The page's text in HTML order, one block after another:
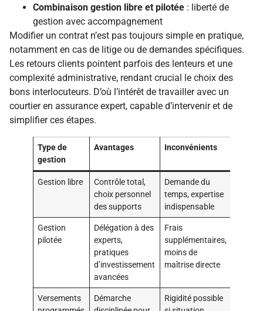
Combinaison gestion libre et pilotée : liberté de
gestion avec accompagnement
Modifier un contrat n’est pas toujours simple en pratique,
notamment en cas de litige ou de demandes spécifiques.
Les retours clients pointent parfois des lenteurs et une
complexité administrative, rendant crucial le choix des
bons interlocuteurs. D’où l’intérêt de travailler avec un
courtier en assurance expert, capable d’intervenir et de
simplifier ces étapes.
Type de
gestion
Avantages Inconvénients
Gestion libre
Contrôle total,
choix personnel
des supports
Demande du
temps, expertise
indispensable
Gestion
pilotée
Délégation à des
experts,
pratiques
d’investissement
avancées
Frais
supplémentaires,
moins de
maîtrise directe
Versements
Démarche
Rigidité possible